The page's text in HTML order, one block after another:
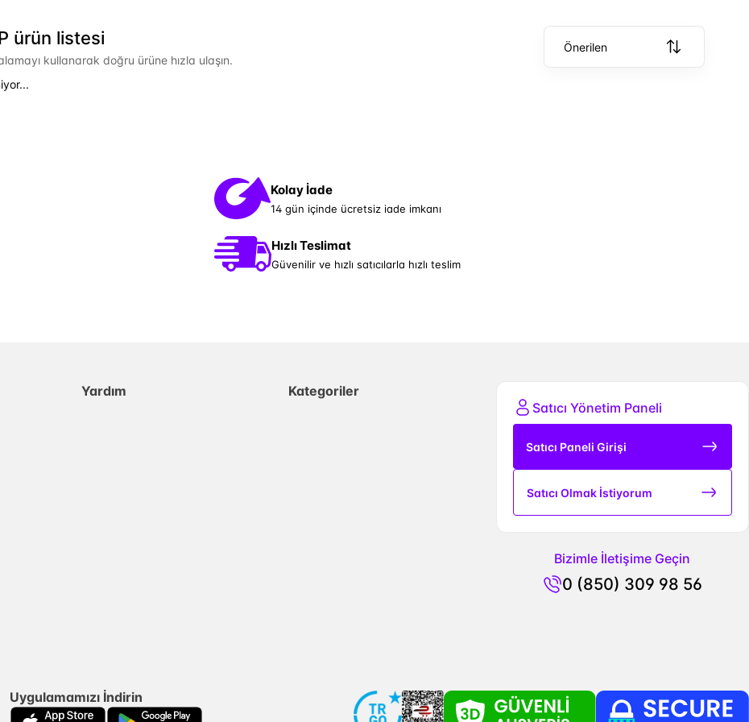
ürün listesi
kullanarak doğru ürüne hızla ulaşın.
Önerilen
Kolay İade
14 gün içinde ücretsiz iade imkanı
Hızlı Teslimat
Güvenilir ve hızlı satıcılarla hızlı teslim
Yardım
Kategoriler
Satıcı Yönetim Paneli
Satıcı Paneli Girişi
Satıcı Olmak İstiyorum
Bizimle İletişime Geçin
0 (850) 309 98 56
Uygulamamızı İndirin